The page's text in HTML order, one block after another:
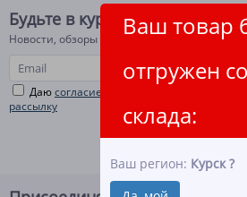
Ваш товар
отгружен со
склада:
Ваш регион: Курск ?
Будьте в курсе!
Новости, обзоры и акции
Даюсогласие на рекламную и
рассылку